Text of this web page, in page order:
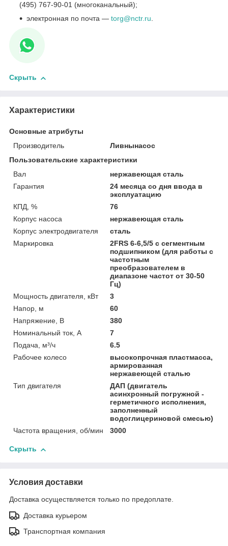
(495) 767-90-01 (многоканальный);
электронная по почта — torg@nctr.ru.
Скрыть
Характеристики
Основные атрибуты
Производитель
Ливнынасос
Пользовательские характеристики
Вал
нержавеющая сталь
Гарантия
24 месяца со дня ввода в
эксплуатацию
КПД, %
76
Корпус насоса
нержавеющая сталь
Корпус электродвигателя
сталь
Маркировка
2FRS 6-6,5/5 с сегментным
подшипником (для работы с
частотным
преобразователем в
диапазоне частот от 30-50
Гц)
Мощность двигателя, кВт
3
Напор, м
60
Напряжение, В
380
Номинальный ток, А
7
Подача, м³/ч
6.5
Рабочее колесо
высокопрочная пластмасса,
армированная
нержавеющей сталью
Тип двигателя
ДАП (двигатель
асинхронный погружной -
герметичного исполнения,
заполненный
водоглицериновой смесью)
Частота вращения, об/мин
3000
Скрыть
Условия доставки
Доставка осуществляется только по предоплате.
Доставка курьером
Транспортная компания